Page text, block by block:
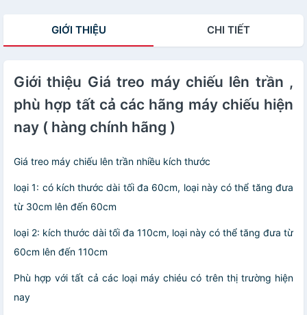
GIỚI THIỆU CHI TIẾT
Giới thiệu Giá treo máy chiếu lên trần ,
phù hợp tất cả các hãng máy chiếu hiện
nay ( hàng chính hãng )
Giá treo máy chiếu lên trần nhiều kích thước
loại 1: có kích thước dài tối đa 60cm, loại này có thể tăng đưa
từ 30cm lên đến 60cm
loại 2: kích thước dài tối đa 110cm, loại này có thể tăng đưa từ
60cm lên đến 110cm
Phù hợp với tất cả các loại máy chiéu có trên thị trường hiện
nay